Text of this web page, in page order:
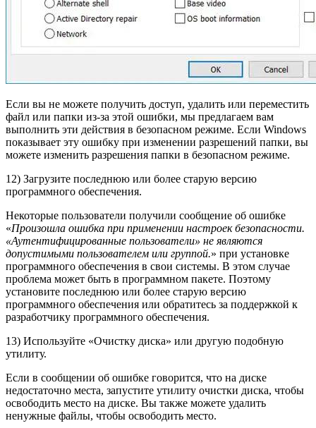
Если вы не можете получить доступ, удалить или переместить
файл или папки из-за этой ошибки, мы предлагаем вам
выполнить эти действия в безопасном режиме. Если Windows
показывает эту ошибку при изменении разрешений папки, вы
можете изменить разрешения папки в безопасном режиме.
12) Загрузите последнюю или более старую версию
программного обеспечения.
Некоторые пользователи получили сообщение об ошибке
«Произошла ошибка при применении настроек безопасности.
«Аутентифицированные пользователи» не являются
допустимыми пользователем или группой.» при установке
программного обеспечения в свои системы. В этом случае
проблема может быть в программном пакете. Поэтому
установите последнюю или более старую версию
программного обеспечения или обратитесь за поддержкой к
разработчику программного обеспечения.
13) Используйте «Очистку диска» или другую подобную
утилиту.
Если в сообщении об ошибке говорится, что на диске
недостаточно места, запустите утилиту очистки диска, чтобы
освободить место на диске. Вы также можете удалить
ненужные файлы, чтобы освободить место.